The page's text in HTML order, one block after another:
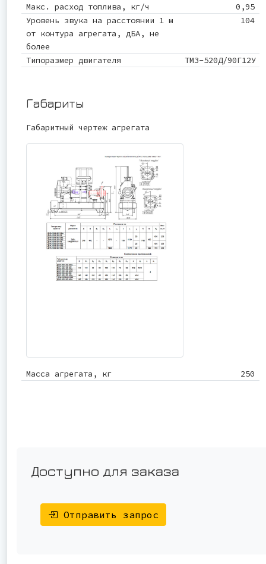
Макс. расход топлива, кг/ч
0,95
Уровень звука на расстоянии 1 м
от контура агрегата, дБА, не
более
104
Типоразмер двигателя ТМЗ-520Д/90Г12У
Габариты
Габаритный чертеж агрегата
Масса агрегата, кг 250
Доступно для заказа
Отправить запрос